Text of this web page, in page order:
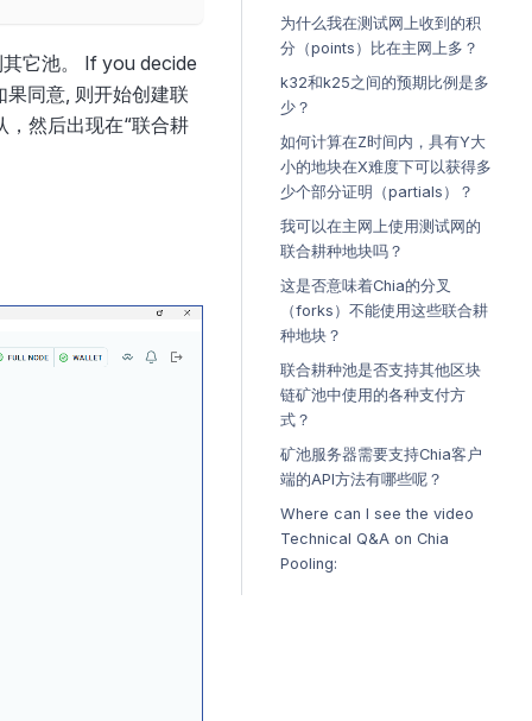
它池。 If you decide
同意, 则开始创建联
然后出现在“联合耕
为什么我在测试网上收到的积
分（points）比在主网上多？
k32和k25之间的预期比例是多
少？
如何计算在Z时间内，具有Y大
小的地块在X难度下可以获得多
少个部分证明（partials）？
我可以在主网上使用测试网的
联合耕种地块吗？
这是否意味着Chia的分叉
（forks）不能使用这些联合耕
种地块？
联合耕种池是否支持其他区块
链矿池中使用的各种支付方
式？
矿池服务器需要支持Chia客户
端的API方法有哪些呢？
Where can I see the video
Technical Q&A on Chia
Pooling: